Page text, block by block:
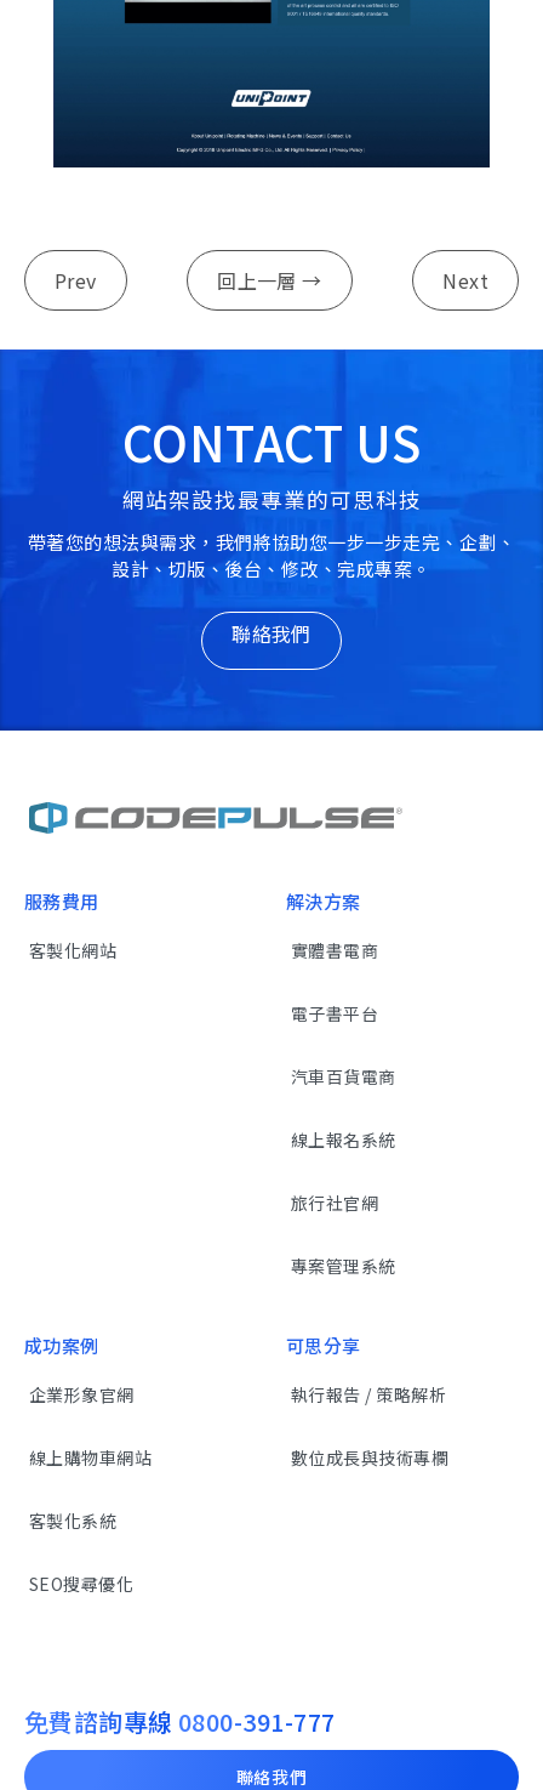
Prev 回上一層 → Next
CONTACT US
網站架設找最專業的可思科技
帶著您的想法與需求，我們將協助您一步一步走完、企劃、
設計、切版、後台、修改、完成專案。
聯絡我們
服務費用
客製化網站
解決方案
實體書電商
電子書平台
汽車百貨電商
線上報名系統
旅行社官網
專案管理系統
成功案例
企業形象官網
線上購物車網站
客製化系統
SEO搜尋優化
可思分享
執行報告 / 策略解析
數位成長與技術專欄
免費諮詢專線 0800-391-777
聯絡我們